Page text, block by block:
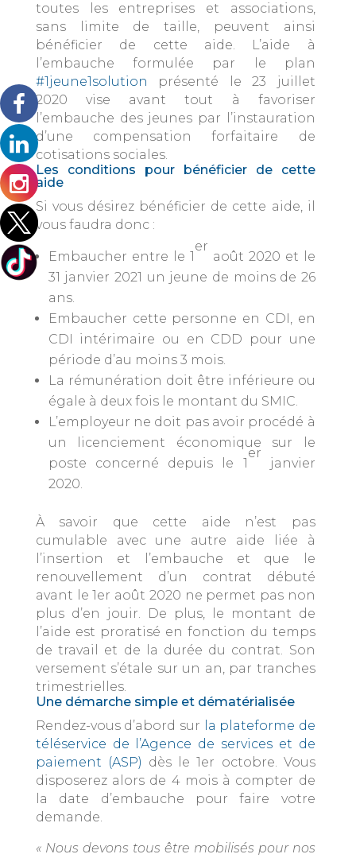
toutes les entreprises et associations,
sans limite de taille, peuvent ainsi
bénéficier de cette aide. L’aide à
l’embauche formulée par le plan
#1jeune1solution présenté le 23 juillet
2020 vise avant tout à favoriser
l’embauche des jeunes par l’instauration
d’une compensation forfaitaire de
cotisations sociales.
Les conditions pour bénéficier de cette
aide
Si vous désirez bénéficier de cette aide, il
vous faudra donc :
Embaucher entre le 1
er
août 2020 et le
31 janvier 2021 un jeune de moins de 26
ans.
Embaucher cette personne en CDI, en
CDI intérimaire ou en CDD pour une
période d’au moins 3 mois.
La rémunération doit être inférieure ou
égale à deux fois le montant du SMIC.
L’employeur ne doit pas avoir procédé à
un licenciement économique sur le
poste concerné depuis le 1
er
janvier
2020.
À savoir que cette aide n’est pas
cumulable avec une autre aide liée à
l’insertion et l’embauche et que le
renouvellement d’un contrat débuté
avant le 1er août 2020 ne permet pas non
plus d’en jouir. De plus, le montant de
l’aide est proratisé en fonction du temps
de travail et de la durée du contrat. Son
versement s’étale sur un an, par tranches
trimestrielles.
Une démarche simple et dématérialisée
Rendez-vous d’abord sur
la plateforme de
téléservice de l’Agence de services et de
paiement (ASP) dès le 1er octobre. Vous
disposerez alors de 4 mois à compter de
la date d’embauche pour faire votre
demande.
« Nous devons tous être mobilisés pour nos